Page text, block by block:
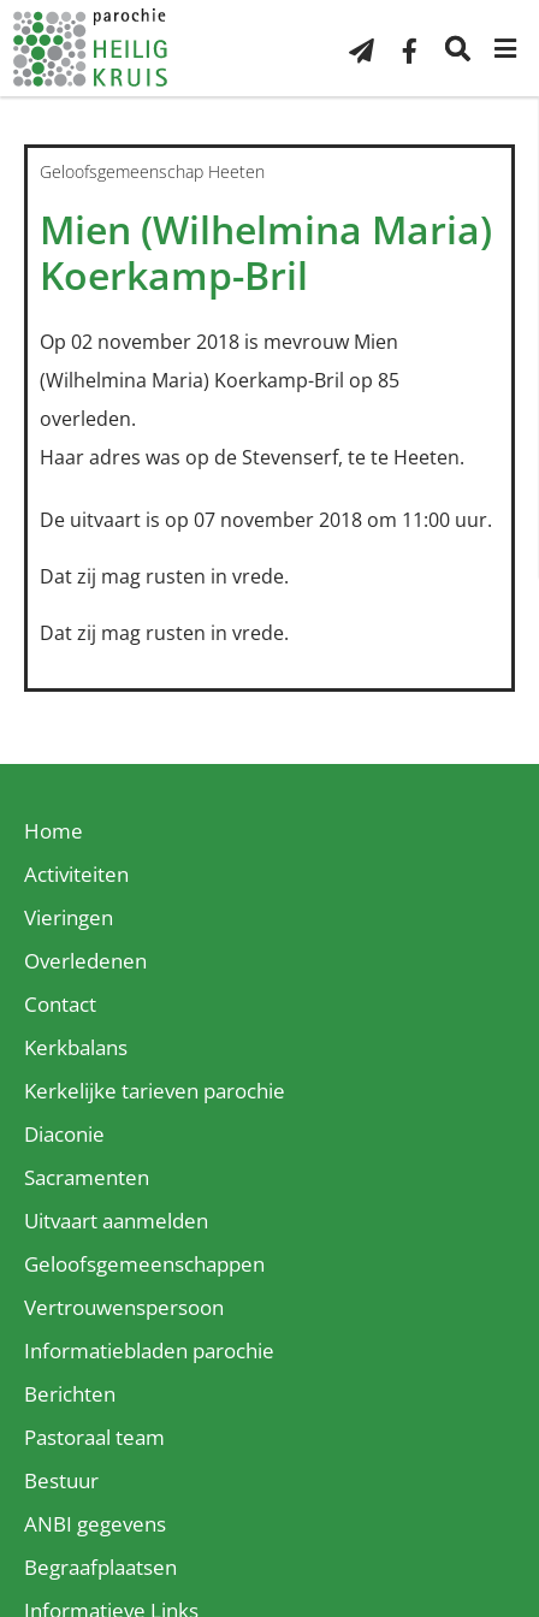
Geloofsgemeenschap Heeten
Mien (Wilhelmina Maria)
Koerkamp-Bril
Op 02 november 2018 is mevrouw Mien
(Wilhelmina Maria) Koerkamp-Bril op 85
overleden.
Haar adres was op de Stevenserf, te te Heeten.
De uitvaart is op 07 november 2018 om 11:00 uur.
Dat zij mag rusten in vrede.
Dat zij mag rusten in vrede.
Home
Activiteiten
Vieringen
Overledenen
Contact
Kerkbalans
Kerkelijke tarieven parochie
Diaconie
Sacramenten
Uitvaart aanmelden
Geloofsgemeenschappen
Vertrouwenspersoon
Informatiebladen parochie
Berichten
Pastoraal team
Bestuur
ANBI gegevens
Begraafplaatsen
Informatieve Links